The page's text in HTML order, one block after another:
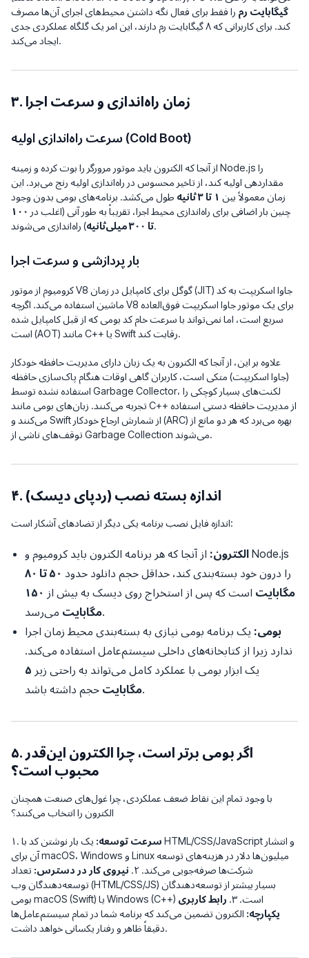
گیگابایت رم را فقط برای فعال نگه داشتن محیط‌های اجرای آن‌ها مصرف
کند. برای کاربرانی که ۸ گیگابایت رم دارند، این امر یک گلگاه عملکردی جدی
ایجاد می‌کند.
۳. زمان راه‌اندازی و سرعت اجرا
سرعت راه‌اندازی اولیه (Cold Boot)
از آنجا که الکترون باید موتور مرورگر را بوت کرده و زمینه Node.js را
مقداردهی اولیه کند، از تاخیر محسوس در راه‌اندازی اولیه رنج می‌برد. این
زمان معمولاً بین ۱ تا ۳ ثانیه
طول می‌کشد. برنامه‌های بومی بدون وجود
چنین بار اضافی برای راه‌اندازی محیط اجرا، تقریباً به طور آنی (اغلب در ۱۰۰
تا ۳۰۰ میلی‌ثانیه) راه‌اندازی می‌شوند.
بار پردازشی و سرعت اجرا
کرومیوم از موتور V8 گوگل برای کامپایل در زمان (JIT) جاوا اسکریپت به کد
ماشین استفاده می‌کند. اگرچه V8 برای یک موتور جاوا اسکریپت فوق‌العاده
سریع است، اما نمی‌تواند با سرعت خام کد بومی که از قبل کامپایل شده
است (AOT) مانند C++ یا Swift رقابت کند.
علاوه بر این، از آنجا که الکترون به یک زبان دارای مدیریت حافظه خودکار
(جاوا اسکریپت) متکی است، کاربران گاهی اوقات هنگام پاک‌سازی حافظه
استفاده نشده توسط Garbage Collector، لکنت‌های بسیار کوچکی را
تجربه می‌کنند. زبان‌های بومی مانند C++ از مدیریت حافظه دستی استفاده
می‌کنند و Swift از شمارش ارجاع خودکار (ARC) بهره می‌برد که هر دو مانع از
توقف‌های ناشی از Garbage Collection می‌شوند.
۴. اندازه بسته نصب (ردپای دیسک)
اندازه فایل نصب برنامه یکی دیگر از تضادهای آشکار است:
الکترون: از آنجا که هر برنامه الکترون باید کرومیوم و Node.js
را درون خود بسته‌بندی کند، حداقل حجم دانلود حدود
۵۰ تا ۸۰
مگابایت است که پس از استخراج روی دیسک به بیش از ۱۵۰
مگابایتمی‌رسد.
بومی: یک برنامه بومی نیازی به بسته‌بندی محیط زمان اجرا
ندارد زیرا از کتابخانه‌های داخلی سیستم‌عامل استفاده می‌کند.
یک ابزار بومی با عملکرد کامل می‌تواند به راحتی زیر ۵
مگابایتحجم داشته باشد.
۵. اگر بومی برتر است، چرا الکترون این‌قدر
محبوب است؟
با وجود تمام این نقاط ضعف عملکردی، چرا غول‌های صنعت همچنان
الکترون را انتخاب می‌کنند؟
۱. سرعت توسعه: یک بار نوشتن کد با HTML/CSS/JavaScript و انتشار
آن برای macOS، Windows و Linux میلیون‌ها دلار در هزینه‌های توسعه
شرکت‌ها صرفه‌جویی می‌کند. ۲.
نیروی کار در دسترس: تعداد
توسعه‌دهندگان وب (HTML/CSS/JS) بسیار بیشتر از توسعه‌دهندگان
بومی macOS (Swift) یا Windows (C++) است. ۳.
رابط کاربری
یکپارچه: الکترون تضمین می‌کند که برنامه شما در تمام سیستم‌عامل‌ها
دقیقاً ظاهر و رفتار یکسانی خواهد داشت.